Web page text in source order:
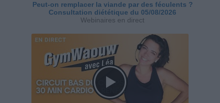
Peut-on remplacer la viande par des féculents ?
Consultation diététique du 05/08/2026
Webinaires en direct